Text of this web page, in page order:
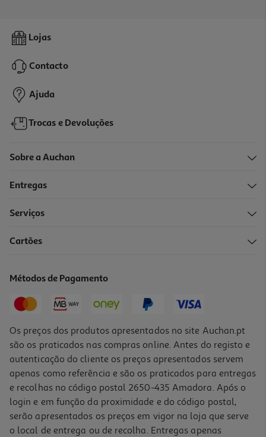
Lojas
Contacto
Ajuda
Trocas e Devoluções
Sobre a Auchan
Entregas
Serviços
Cartões
Métodos de Pagamento
Os preços dos produtos apresentados no site Auchan.pt
são os praticados nas compras online. Antes do registo e
autenticação do cliente os preços apresentados servem
apenas como referência e são os praticados para entregas
e recolhas no código postal 2650-435 Amadora. Após o
login e em função da proximidade e do código postal,
serão apresentados os preços em vigor na loja que serve
o local de entrega ou de recolha. Entregas apenas